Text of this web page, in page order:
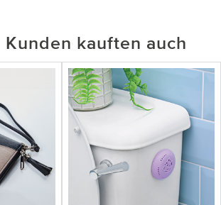
kauften auch